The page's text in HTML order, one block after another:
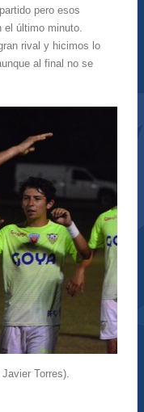
pero esos
el último minuto.
rival y hicimos lo
al final no se
Torres).